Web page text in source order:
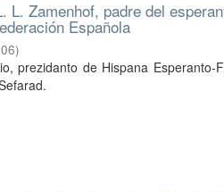
L. Zamenhof, padre del
Española
)
prezidanto de Hispana Esperanto-